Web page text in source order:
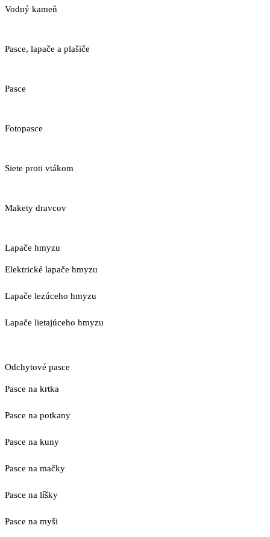
Vodný kameň
Pasce, lapače a plašiče
Pasce
Fotopasce
Siete proti vtákom
Makety dravcov
Lapače hmyzu
Elektrické lapače hmyzu
Lapače lezúceho hmyzu
Lapače lietajúceho hmyzu
Odchytové pasce
Pasce na krtka
Pasce na potkany
Pasce na kuny
Pasce na mačky
Pasce na líšky
Pasce na myši